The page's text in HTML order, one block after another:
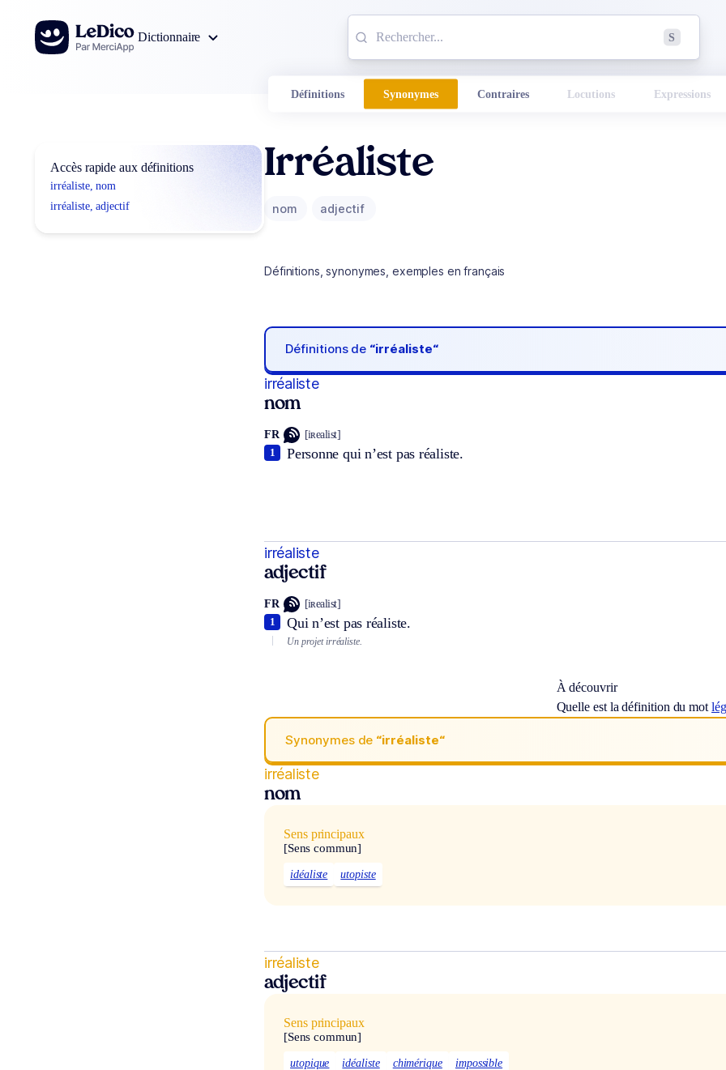
Aller au contenu
Dictionnaire
S
Définitions Synonymes Contraires Locutions Expressions
Accès rapide aux définitions
irréaliste, nom
irréaliste, adjectif
Irréaliste
nom adjectif
Définitions, synonymes, exemples en français
Définitions de “irréaliste“
irréaliste
nom
FR [iʀealist]
Personne qui n’est pas réaliste.
1
irréaliste
adjectif
FR [iʀealist]
Qui n’est pas réaliste.
1
Un projet irréaliste.
À découvrir
Quelle est la définition du mot
Synonymes de “irréaliste“
irréaliste
nom
Sens principaux
[Sens commun]
idéaliste utopiste
irréaliste
adjectif
Sens principaux
[Sens commun]
utopique idéaliste chimérique impossible